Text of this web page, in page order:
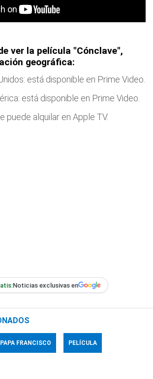
ver la película "Cónclave",
geográfica:
está disponible en Prime Video.
está disponible en Prime Video.
puede alquilar en Apple TV.
Noticias exclusivas en
PAPA FRANCISCO PELÍCULA